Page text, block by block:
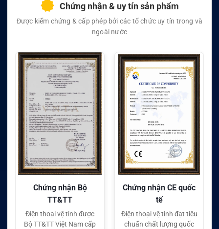
Chứng nhận & uy tín sản phẩm
Được kiểm chứng & cấp phép bởi các tổ chức uy tín trong và
ngoài nước
Chứng nhận CE quốc
tế
Điện thoại vệ tinh đạt tiêu
chuẩn chất lượng quốc
Chứng nhận FC quốc
tế
Điện thoại vệ tinh đạt tiêu
chuẩn chất lượng quốc